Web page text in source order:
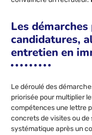
Les
candidatures,
entretien en
Le déroulé des
priorisée pour multiplier
compétences une lettre
concrets de visites ou de
systématique après un